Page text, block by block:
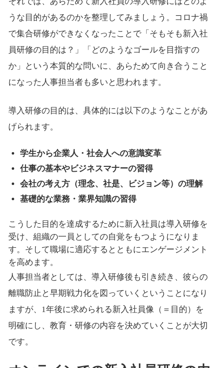
うな目的があるのかを整理してみましょう。コロナ禍
で集合研修ができなくなったことで「そもそも新入社
員研修の目的は？」「どのようなゴールを目指すの
か」という本質的な問いに、あらためて向き合うこと
になった人事担当者も多いと思われます。
導入研修の目的は、具体的には以下のようなことがあ
げられます。
学生から企業人・社会人への意識変革
仕事の基本やビジネスマナーの習得
会社の考え方（理念、社是、ビジョン等）の理解
基礎的な業務・業界知識の習得
こうした目的を達成するために新入社員は導入研修を
受け、組織の一員としての自覚をもつようになりま
す。そして職場に適応するとともにエンゲージメント
を高めます。
人事担当者としては、導入研修後も引き続き、彼らの
離職防止と早期戦力化を図っていくということになり
ますが、1年後に求められる新入社員像（＝目的）を
明確にし、教育・研修の内容を決めていくことが大切
です。